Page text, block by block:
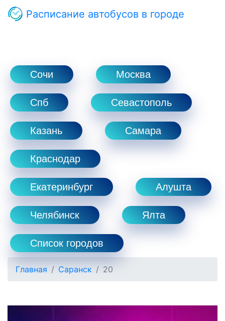
Расписание автобусов в городе
Сочи Москва
Спб Севастополь
Казань Самара
Краснодар
Екатеринбург Алушта
Челябинск Ялта
Список городов
Главная Саранск 20